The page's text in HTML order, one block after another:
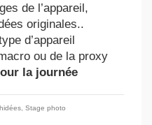
de l’appareil,
originales..
d’appareil
ou de la proxy
la journée
Stage photo